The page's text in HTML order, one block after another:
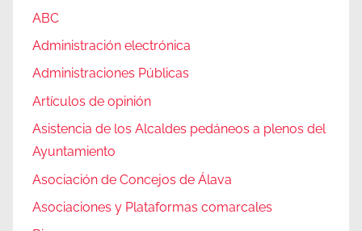
ABC
Administración electrónica
Administraciones Públicas
Artículos de opinión
Asistencia de los Alcaldes pedáneos a plenos del
Ayuntamiento
Asociación de Concejos de Álava
Asociaciones y Plataformas comarcales